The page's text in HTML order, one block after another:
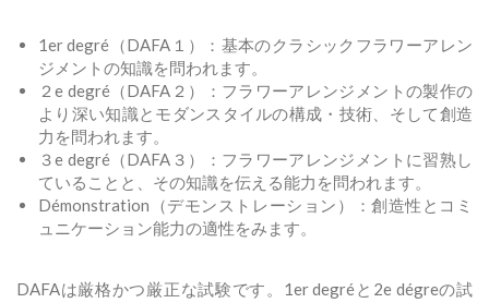
1er degré（DAFA１）：基本のクラシックフラワーアレン
ジメントの知識を問われます。
２e degré（DAFA２）：フラワーアレンジメントの製作の
より深い知識とモダンスタイルの構成・技術、そして創造
力を問われます。
３e degré（DAFA３）：フラワーアレンジメントに習熟し
ていることと、その知識を伝える能力を問われます。
Démonstration（デモンストレーション）：創造性とコミ
ュニケーション能力の適性をみます。
DAFAは厳格かつ厳正な試験です。1er degréと2e dégreの試